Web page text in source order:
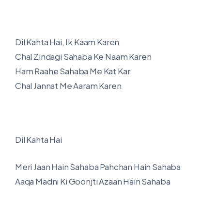
Dil Kahta Hai, Ik Kaam Karen
Chal Zindagi Sahaba Ke Naam Karen
Ham Raahe Sahaba Me Kat Kar
Chal Jannat Me Aaram Karen
Dil Kahta Hai
Meri Jaan Hain Sahaba Pahchan Hain Sahaba
Aaqa Madni Ki Goonjti Azaan Hain Sahaba